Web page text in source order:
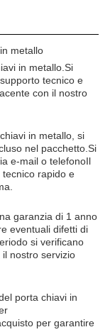
metallo
in metallo.Si
tecnico e
con il nostro
in metallo, si
nel pacchetto.Si
e-mail o telefonoIl
rapido e
garanzia di 1 anno
eventuali difetti di
si verificano
nostro servizio
porta chiavi in
per garantire